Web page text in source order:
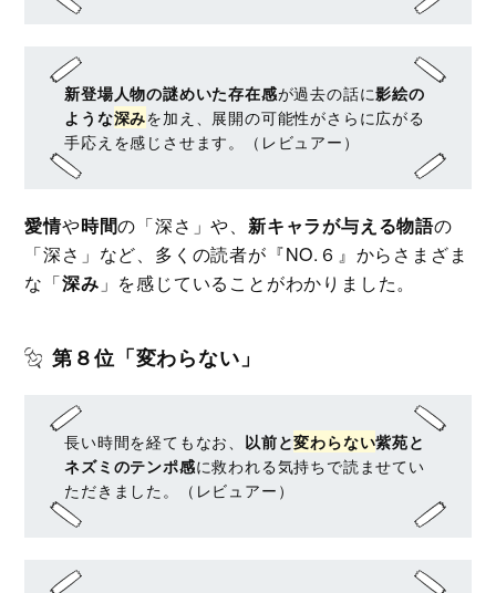
新登場人物の謎めいた存在感が過去の話に影絵の
ような深みを加え、展開の可能性がさらに広がる
手応えを感じさせます。（レビュアー）
愛情や時間の「深さ」や、新キャラが与える物語の
「深さ」など、多くの読者が『NO.６』からさまざま
な「深み 」を感じていることがわかりました。
第８位「変わらない」
長い時間を経てもなお、 以前と変わらない紫苑と
ネズミのテンポ感に救われる気持ちで読ませてい
ただきました。（レビュアー）